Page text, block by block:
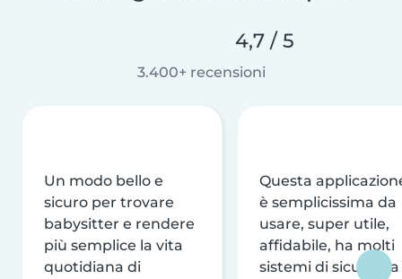
4,7 / 5
3.400+ recensioni
Un modo bello e
sicuro per trovare
babysitter e rendere
più semplice la vita
quotidiana di
Questa
è semplicissima da
usare, super utile,
affidabile, ha molti
sistemi di sicurezza